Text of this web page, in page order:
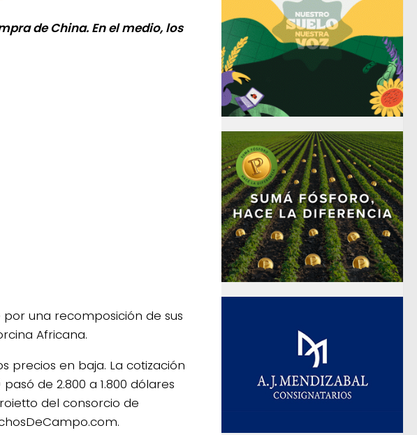
de China. En el medio, los
una recomposición de sus
Africana.
precios en baja. La cotización
de 2.800 a 1.800 dólares
del consorcio de